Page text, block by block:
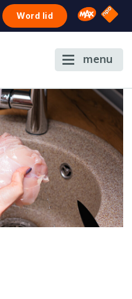
Word lid Omroep
NPO
menu